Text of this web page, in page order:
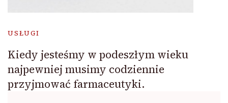
USŁUGI
Kiedy jesteśmy w podeszłym wieku
najpewniej musimy codziennie
przyjmować farmaceutyki.